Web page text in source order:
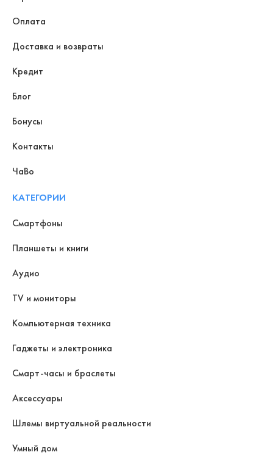
Оплата
Доставка и возвраты
Кредит
Блог
Бонусы
Контакты
ЧаВо
КАТЕГОРИИ
Смартфоны
Планшеты и книги
Аудио
TV и мониторы
Компьютерная техника
Гаджеты и электроника
Смарт-часы и браслеты
Аксессуары
Шлемы виртуальной реальности
Умный дом